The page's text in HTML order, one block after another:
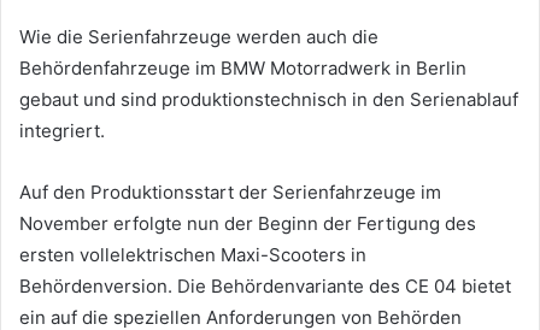
Wie die Serienfahrzeuge werden auch die
Behördenfahrzeuge im BMW Motorradwerk in Berlin
gebaut und sind produktionstechnisch in den Serienablauf
integriert.
Auf den Produktionsstart der Serienfahrzeuge im
November erfolgte nun der Beginn der Fertigung des
ersten vollelektrischen Maxi-Scooters in
Behördenversion. Die Behördenvariante des CE 04 bietet
ein auf die speziellen Anforderungen von Behörden